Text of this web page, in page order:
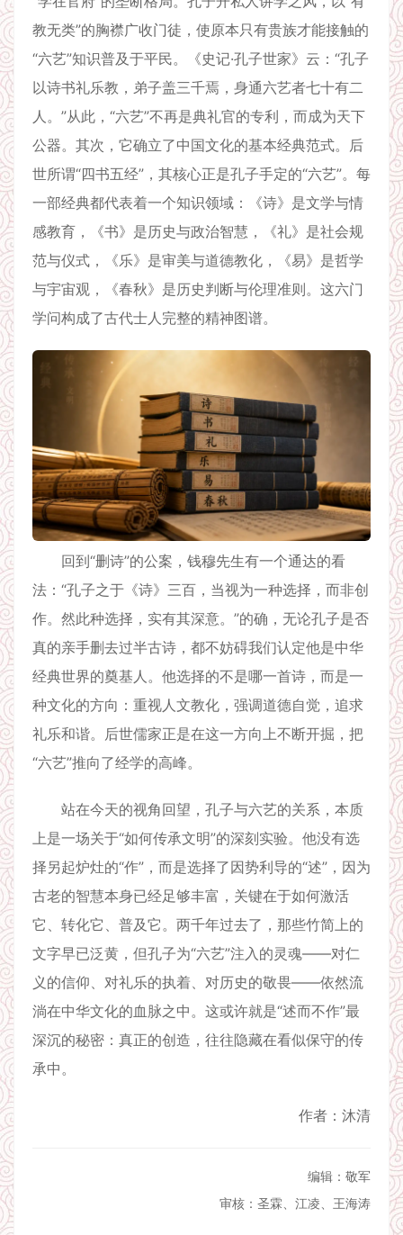
教无类”的胸襟广收门徒，使原本只有贵族才能接触的
“六艺”知识普及于平民。《史记·孔子世家》云：“孔子
以诗书礼乐教，弟子盖三千焉，身通六艺者七十有二
人。”从此，“六艺”不再是典礼官的专利，而成为天下
公器。其次，它确立了中国文化的基本经典范式。后
世所谓“四书五经”，其核心正是孔子手定的“六艺”。每
一部经典都代表着一个知识领域：《诗》是文学与情
感教育，《书》是历史与政治智慧，《礼》是社会规
范与仪式，《乐》是审美与道德教化，《易》是哲学
与宇宙观，《春秋》是历史判断与伦理准则。这六门
学问构成了古代士人完整的精神图谱。
回到“删诗”的公案，钱穆先生有一个通达的看
法：“孔子之于《诗》三百，当视为一种选择，而非创
作。然此种选择，实有其深意。”的确，无论孔子是否
真的亲手删去过半古诗，都不妨碍我们认定他是中华
经典世界的奠基人。他选择的不是哪一首诗，而是一
种文化的方向：重视人文教化，强调道德自觉，追求
礼乐和谐。后世儒家正是在这一方向上不断开掘，把
“六艺”推向了经学的高峰。
站在今天的视角回望，孔子与六艺的关系，本质
上是一场关于“如何传承文明”的深刻实验。他没有选
择另起炉灶的“作”，而是选择了因势利导的“述”，因为
古老的智慧本身已经足够丰富，关键在于如何激活
它、转化它、普及它。两千年过去了，那些竹简上的
文字早已泛黄，但孔子为“六艺”注入的灵魂——对仁
义的信仰、对礼乐的执着、对历史的敬畏——依然流
淌在中华文化的血脉之中。这或许就是“述而不作”最
深沉的秘密：真正的创造，往往隐藏在看似保守的传
承中。
作者：沐清
编辑：敬军
审核：圣霖、江凌、王海涛